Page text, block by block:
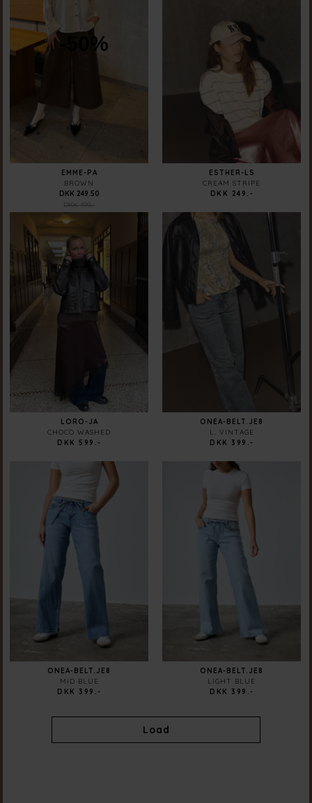
-50%
EMME-PA
BROWN
DKK 499.-
DKK 249.50
ESTHER-LS
CREAM STRIPE
DKK 249.-
LORO-JA
CHOCO WASHED
DKK 599.-
ONEA-BELT.JE8
L. VINTAGE
DKK 399.-
ONEA-BELT.JE8
MID BLUE
DKK 399.-
ONEA-BELT.JE8
LIGHT BLUE
DKK 399.-
Load